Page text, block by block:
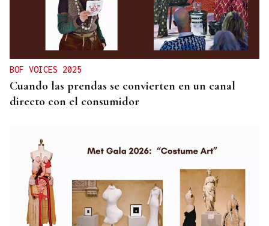
BOF VOICES 2025
Cuando las prendas se convierten en un canal
directo con el consumidor